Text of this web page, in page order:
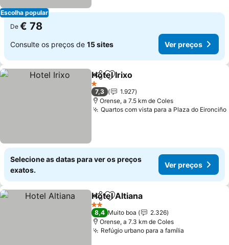
Escolha popular
De € 78
Consulte os preços de 15 sites Ver preços
PartilharAdicionar aos favoritos
Hotel Irixo
1 Estrelas
7,3
1.927
Orense, a 7.5 km de Coles
Quartos com vista para a Plaza do Eironciño
Selecione as datas para ver os preços
exatos.
Ver preços
PartilharAdicionar aos favoritos
Hotel Altiana
2 Estrelas
8,4 Muito boa
2.326
Orense, a 7.3 km de Coles
Refúgio urbano para a família